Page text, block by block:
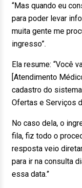
“Mas quando eu
para poder levar
muita gente me
ingresso”.
Ela resume: “Você
[Atendimento
cadastro do
Ofertas e Serviços
No caso dela, o
fila, fiz todo o
resposta veio
para ir na consulta
essa data.”